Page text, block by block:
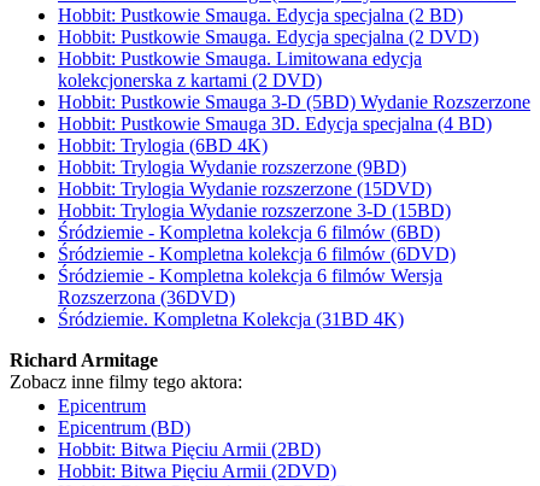
Hobbit: Pustkowie Smauga. Edycja specjalna (2 BD)
Hobbit: Pustkowie Smauga. Edycja specjalna (2 DVD)
Hobbit: Pustkowie Smauga. Limitowana edycja
kolekcjonerska z kartami (2 DVD)
Hobbit: Pustkowie Smauga 3-D (5BD) Wydanie Rozszerzone
Hobbit: Pustkowie Smauga 3D. Edycja specjalna (4 BD)
Hobbit: Trylogia (6BD 4K)
Hobbit: Trylogia Wydanie rozszerzone (9BD)
Hobbit: Trylogia Wydanie rozszerzone (15DVD)
Hobbit: Trylogia Wydanie rozszerzone 3-D (15BD)
Śródziemie - Kompletna kolekcja 6 filmów (6BD)
Śródziemie - Kompletna kolekcja 6 filmów (6DVD)
Śródziemie - Kompletna kolekcja 6 filmów Wersja
Rozszerzona (36DVD)
Śródziemie. Kompletna Kolekcja (31BD 4K)
Richard Armitage
Zobacz inne filmy tego aktora:
Epicentrum
Epicentrum (BD)
Hobbit: Bitwa Pięciu Armii (2BD)
Hobbit: Bitwa Pięciu Armii (2DVD)